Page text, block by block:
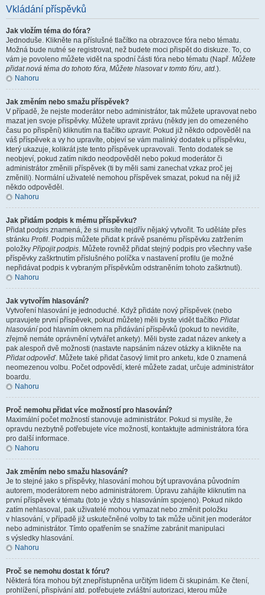
Vkládání příspěvků
Jak vložím téma do fóra?
Jednoduše. Klikněte na příslušné tlačítko na obrazovce fóra nebo tématu.
Možná bude nutné se registrovat, než budete moci přispět do diskuze. To, co
vám je povoleno můžete vidět na spodní části fóra nebo tématu (Např. Můžete
přidat nová téma do tohoto fóra, Můžete hlasovat v tomto fóru, atd.).
Nahoru
Jak změním nebo smažu příspěvek?
V případě, že nejste moderátor nebo administrátor, tak můžete upravovat nebo
mazat jen svoje příspěvky. Můžete upravit zprávu (někdy jen do omezeného
času po přispění) kliknutím na tlačítko upravit. Pokud již někdo odpověděl na
váš příspěvek a vy ho upravíte, objeví se vám malinký dodatek u příspěvku,
který ukazuje, kolikrát jste tento příspěvek upravovali. Tento dodatek se
neobjeví, pokud zatím nikdo neodpověděl nebo pokud moderátor či
administrátor změnili příspěvek (ti by měli sami zanechat vzkaz proč jej
změnili). Normální uživatelé nemohou příspěvek smazat, pokud na něj již
někdo odpověděl.
Nahoru
Jak přidám podpis k mému příspěvku?
Přidat podpis znamená, že si musíte nejdřív nějaký vytvořit. To uděláte přes
stránku Profil. Podpis můžete přidat k právě psanému příspěvku zatržením
položky Připojit podpis. Můžete rovněž přidat stejný podpis pro všechny vaše
příspěvky zaškrtnutím příslušného políčka v nastavení profilu (je možné
nepřidávat podpis k vybraným příspěvkům odstraněním tohoto zaškrtnutí).
Nahoru
Jak vytvořím hlasování?
Vytvoření hlasování je jednoduché. Když přidáte nový příspěvek (nebo
upravujete první příspěvek, pokud můžete) měli byste vidět tlačítko Přidat
hlasování pod hlavním oknem na přidávání příspěvků (pokud to nevidíte,
zřejmě nemáte oprávnění vytvářet ankety). Měli byste zadat název ankety a
pak alespoň dvě možnosti (nastavte napsáním název otázky a klikněte na
Přidat odpověď. Můžete také přidat časový limit pro anketu, kde 0 znamená
neomezenou volbu. Počet odpovědí, které můžete zadat, určuje administrátor
boardu.
Nahoru
Proč nemohu přidat více možností pro hlasování?
Maximální počet možností stanovuje administrátor. Pokud si myslíte, že
opravdu nezbytně potřebujete více možností, kontaktujte administrátora fóra
pro další informace.
Nahoru
Jak změním nebo smažu hlasování?
Je to stejné jako s příspěvky, hlasování mohou být upravována původním
autorem, moderátorem nebo administrátorem. Úpravu zahájíte kliknutím na
první příspěvek v tématu (toto je vždy s hlasováním spojeno). Pokud nikdo
zatím nehlasoval, pak uživatelé mohou vymazat nebo změnit položku
v hlasování, v případě již uskutečněné volby to tak může učinit jen moderátor
nebo administrátor. Tímto opatřením se snažíme zabránit manipulaci
s výsledky hlasování.
Nahoru
Proč se nemohu dostat k fóru?
Některá fóra mohou být znepřístupněna určitým lidem či skupinám. Ke čtení,
prohlížení, přispívání atd. potřebujete zvláštní autorizaci, kterou může